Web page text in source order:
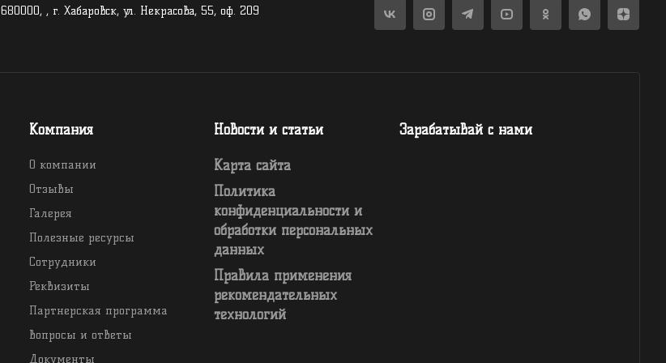
680000, , г. Хабаровск, ул. Некрасова, 55, оф. 209
Компания
О компании
Отзывы
Галерея
Полезные ресурсы
Сотрудники
Реквизиты
Партнерская программа
Вопросы и ответы
Документы
Новости и статьи
Карта сайта
Политика
конфиденциальности и
обработки персональных
данных
Правила применения
рекомендательных
технологий
Зарабатывай с нами